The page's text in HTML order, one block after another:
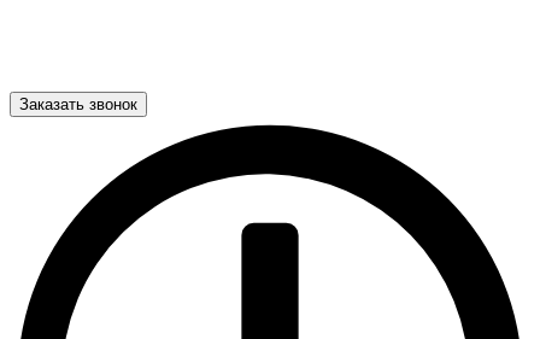
Заказать звонок